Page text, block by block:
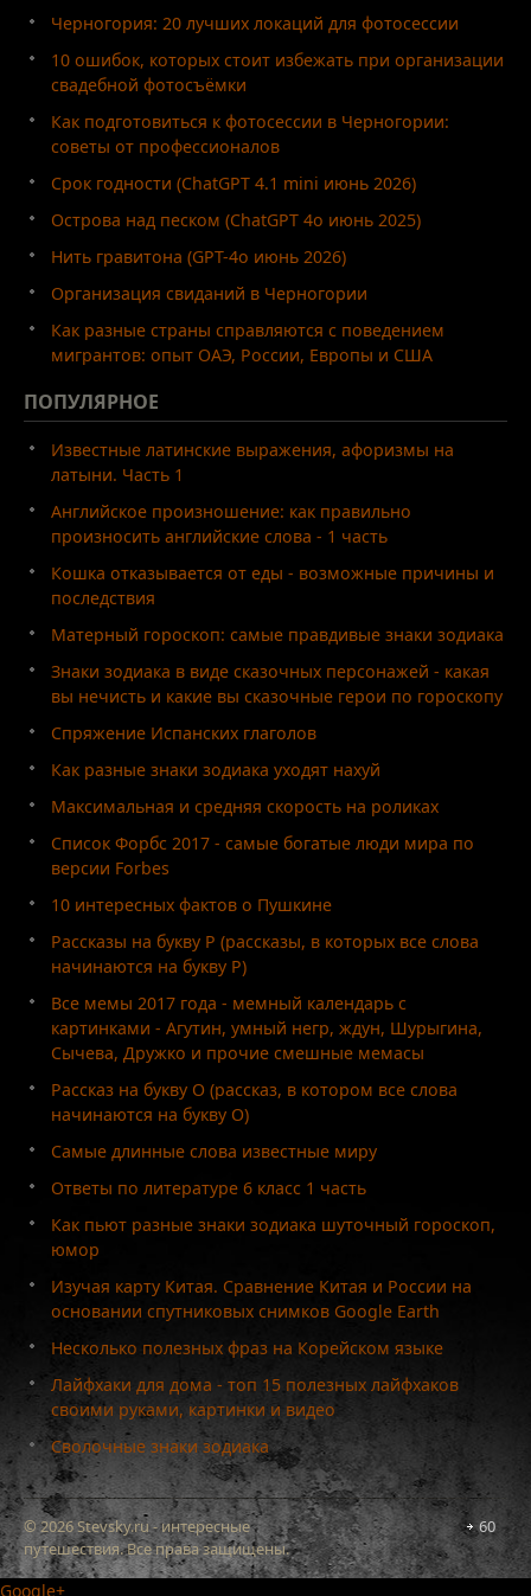
Черногория: 20 лучших локаций для фотосессии
10 ошибок, которых стоит избежать при организации
свадебной фотосъёмки
Как подготовиться к фотосессии в Черногории:
советы от профессионалов
Срок годности (ChatGPT 4.1 mini июнь 2026)
Острова над песком (ChatGPT 4o июнь 2025)
Нить гравитона (GPT-4o июнь 2026)
Организация свиданий в Черногории
Как разные страны справляются с поведением
мигрантов: опыт ОАЭ, России, Европы и США
ПОПУЛЯРНОЕ
Известные латинские выражения, афоризмы на
латыни. Часть 1
Английское произношение: как правильно
произносить английские слова - 1 часть
Кошка отказывается от еды - возможные причины и
последствия
Матерный гороскоп: самые правдивые знаки зодиака
Знаки зодиака в виде сказочных персонажей - какая
вы нечисть и какие вы сказочные герои по гороскопу
Спряжение Испанских глаголов
Как разные знаки зодиака уходят нахуй
Максимальная и средняя скорость на роликах
Список Форбс 2017 - самые богатые люди мира по
версии Forbes
10 интересных фактов о Пушкине
Рассказы на букву Р (рассказы, в которых все слова
начинаются на букву Р)
Все мемы 2017 года - мемный календарь с
картинками - Агутин, умный негр, ждун, Шурыгина,
Сычева, Дружко и прочие смешные мемасы
Рассказ на букву О (рассказ, в котором все слова
начинаются на букву О)
Самые длинные слова известные миру
Ответы по литературе 6 класс 1 часть
Как пьют разные знаки зодиака шуточный гороскоп,
юмор
Изучая карту Китая. Сравнение Китая и России на
основании спутниковых снимков Google Earth
Несколько полезных фраз на Корейском языке
Лайфхаки для дома - топ 15 полезных лайфхаков
своими руками, картинки и видео
Сволочные знаки зодиака
60
© 2026 Stevsky.ru - интересные
путешествия. Все права защищены.
Google+